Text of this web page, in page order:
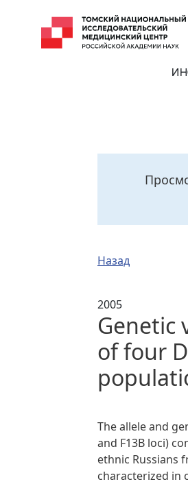
Назад
2005
Genetic
of four
The allele and
and F13B loci)
ethnic Russians
characterized in